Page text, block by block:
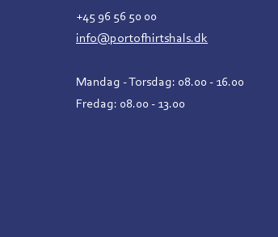
+45 96 56 50 00
info@portofhirtshals.dk
Mandag - Torsdag: 08.00 - 16.00
Fredag: 08.00 - 13.00